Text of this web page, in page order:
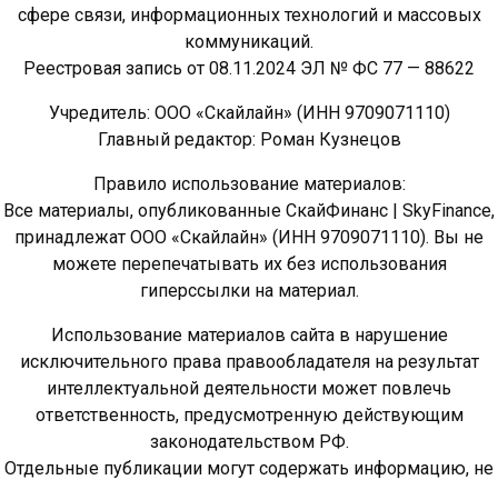
сфере связи, информационных технологий и массовых
коммуникаций.
Реестровая запись от 08.11.2024 ЭЛ № ФС 77 — 88622
Учредитель: ООО «Скайлайн» (ИНН 9709071110)
Главный редактор: Роман Кузнецов
Правило использование материалов:
Все материалы, опубликованные СкайФинанс | SkyFinance,
принадлежат ООО «Скайлайн» (ИНН 9709071110). Вы не
можете перепечатывать их без использования
гиперссылки на материал.
Использование материалов сайта в нарушение
исключительного права правообладателя на результат
интеллектуальной деятельности может повлечь
ответственность, предусмотренную действующим
законодательством РФ.
Отдельные публикации могут содержать информацию, не